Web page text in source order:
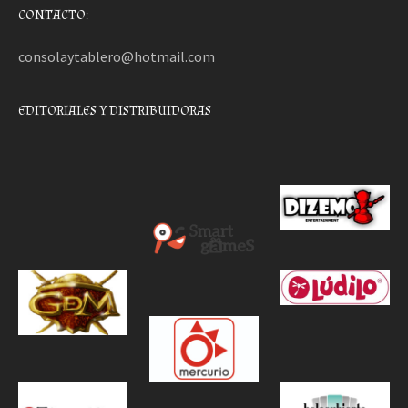
CONTACTO:
consolaytablero@hotmail.com
EDITORIALES Y DISTRIBUIDORAS